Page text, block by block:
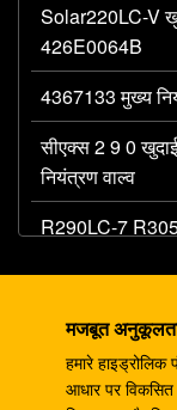
Solar220LC-V
426E0064B
4367133 मुख्य
सीएक्स 2 9 0
नियंत्रण वाल्व
R290LC-7
PC75
एचपीवी55 खुदाई
मजबूत
हमारे
आधार पर